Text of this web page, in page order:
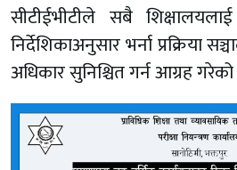
सीटीईभीटीले सबै
निर्देशिकाअनुसार भर्ना प्रक्रिया
अधिकार सुनिश्चित गर्न आग्रह